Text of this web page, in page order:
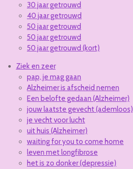
30 jaar getrouwd
40 jaar getrouwd
50 jaar getrouwd
50 jaar getrouwd
50 jaar getrouwd (kort)
Ziek en zeer
pap, je mag gaan
Alzheimer is afscheid nemen
Een belofte gedaan (Alzheimer)
jouw laatste gevecht (ademloos)
je vecht voor lucht
uit huis (Alzheimer)
waiting for you to come home
leven met longfibrose
het is zo donker (depressie)